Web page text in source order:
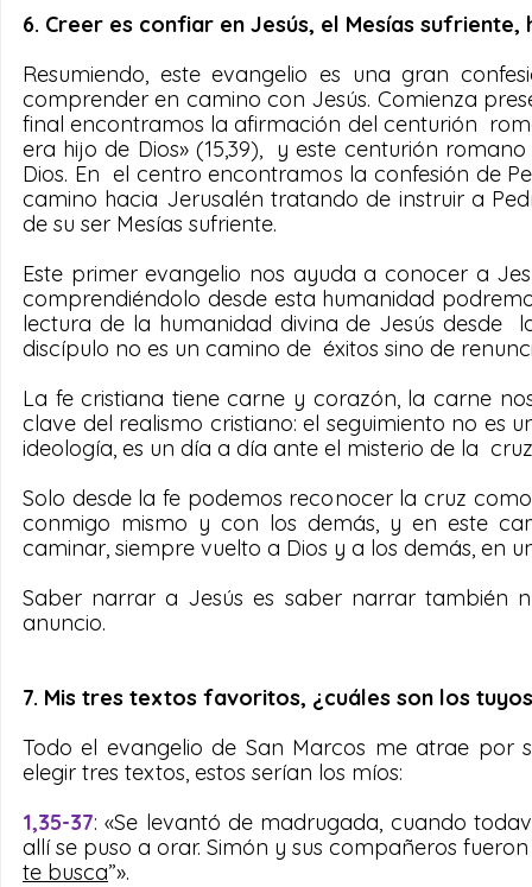
6. Creer es confiar en Jesús, el Mesías sufriente,
Resumiendo, este evangelio es una gran
comprender en camino con Jesús. Comienza
final encontramos la afirmación del centurión
era hijo de Dios» (15,39),  y este centurión
Dios. En  el centro encontramos la confesión de
camino hacia Jerusalén tratando de instruir a
de su ser Mesías sufriente.
Este primer evangelio nos ayuda a conocer a
comprendiéndolo desde esta humanidad
lectura de la humanidad divina de Jesús desde
discípulo no es un camino de  éxitos sino de
La fe cristiana tiene carne y corazón, la carne
clave del realismo cristiano: el seguimiento no es
ideología, es un día a día ante el misterio de la
Solo desde la fe podemos reconocer la cruz
conmigo mismo y con los demás, y en este
caminar, siempre vuelto a Dios y a los demás, en
Saber narrar a Jesús es saber narrar también
anuncio.
7. Mis tres textos favoritos, ¿cuáles son los
Todo el evangelio de San Marcos me atrae por
elegir tres textos, estos serían los míos:
1,35-37: «Se levantó de madrugada, cuando
allí se puso a orar. Simón y sus compañeros
te busca”».